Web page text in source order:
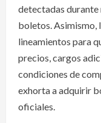
detectadas durante
boletos. Asimismo,
lineamientos para
precios, cargos
condiciones de
exhorta a adquirir
oficiales.